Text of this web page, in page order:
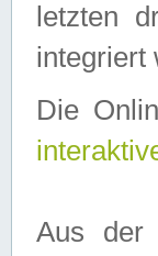
letzten
integriert
Die
Aus der